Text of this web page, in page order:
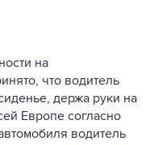
на
что водитель
держа руки на
Европе согласно
водитель